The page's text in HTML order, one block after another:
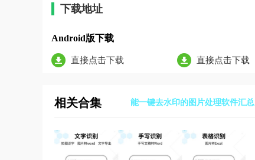
下载地址
Android版下载
直接点击下载 直接点击下载
相关合集 能一键去水印的图片处理软件汇总